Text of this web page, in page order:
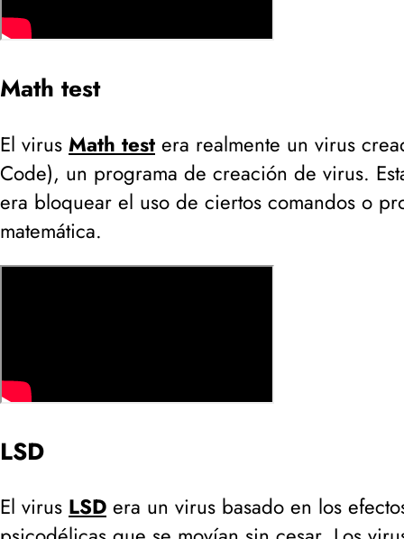
Math test
El virus Math test era realmente un virus
Code), un programa de creación de virus.
era bloquear el uso de ciertos comandos o
matemática.
LSD
El virus LSD era un virus basado en los